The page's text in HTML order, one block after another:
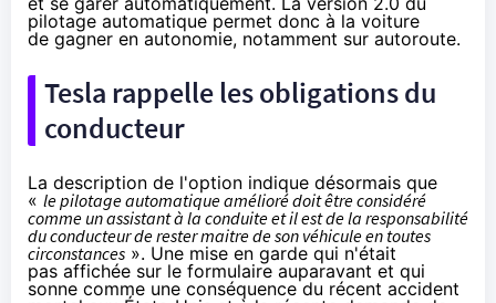
pilotage automatique permet donc à la voiture
de gagner en autonomie, notamment sur autoroute.
Tesla rappelle les obligations du
conducteur
La description de l'option indique désormais que
« le pilotage automatique amélioré doit être considéré
comme un assistant à la conduite et il est de la responsabilité
du conducteur de rester maitre de son véhicule en toutes
circonstances ». Une mise en garde qui n'était
pas affichée sur le formulaire auparavant et qui
sonne comme une conséquence du récent accident